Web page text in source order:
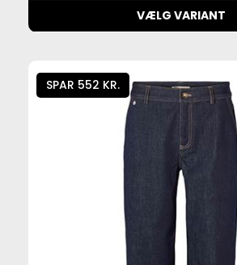
VÆLG VARIANT
SPAR 552 KR.